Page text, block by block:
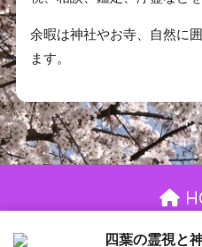
余暇は神社やお寺、自然に
ます。
お問い合わせ 御依頼につ